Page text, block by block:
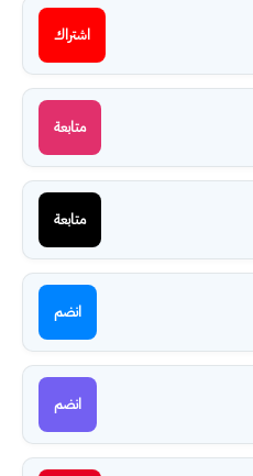
اشتراك
متابعة
متابعة
انضم
انضم